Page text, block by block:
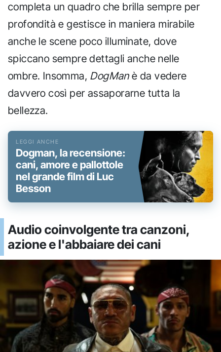
completa un quadro che brilla sempre per
profondità e gestisce in maniera mirabile
anche le scene poco illuminate, dove
spiccano sempre dettagli anche nelle
ombre. Insomma, DogManè da vedere
davvero così per assaporarne tutta la
bellezza.
Dogman, la recensione:
cani, amore e pallottole
nel grande film di Luc
Besson
Audio coinvolgente tra canzoni,
azione e l'abbaiare dei cani